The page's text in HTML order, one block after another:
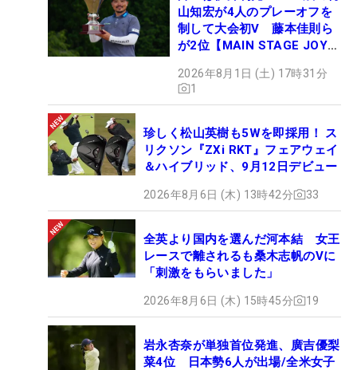
山知宏が4人のプレーオフを
制して大会初V 藤本佳則ら
が2位【MAIN STAGE JOYX
2026年8月1日 (土) 17時31分
1
珍しく松山英樹も5Wを即採用！ ス
リクソン『ZXi RKT』フェアウェイ
＆ハイブリッド、9月12日デビュー
2026年8月6日 (木) 13時42分 33
全英より国内を選んだ河本結 女王
レースで離されるも桑木志帆のVに
「刺激をもらいました」
2026年8月6日 (木) 15時45分 19
岩永杏奈が単独首位発進、廣吉優梨
菜4位 日本勢6人が出場/全米女子